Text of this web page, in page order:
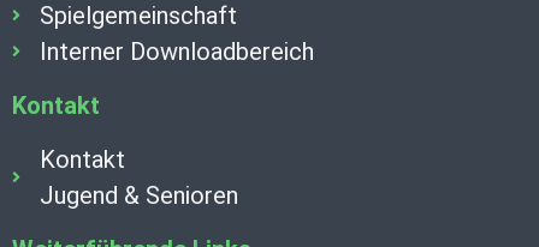
Spielgemeinschaft
Interner Downloadbereich
Kontakt
Kontakt
Jugend & Senioren